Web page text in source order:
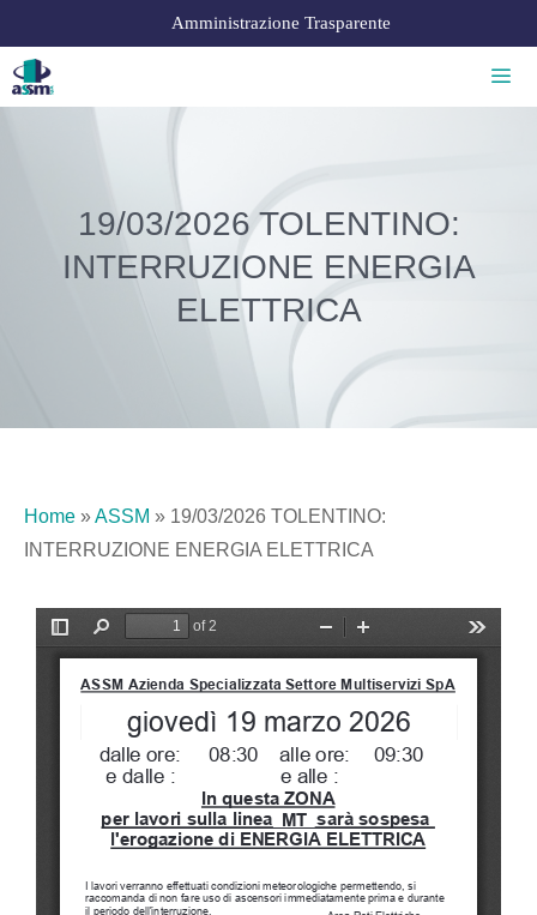
Amministrazione Trasparente
19/03/2026 TOLENTINO:
INTERRUZIONE ENERGIA
ELETTRICA
Home »ASSM » 19/03/2026 TOLENTINO:
INTERRUZIONE ENERGIA ELETTRICA